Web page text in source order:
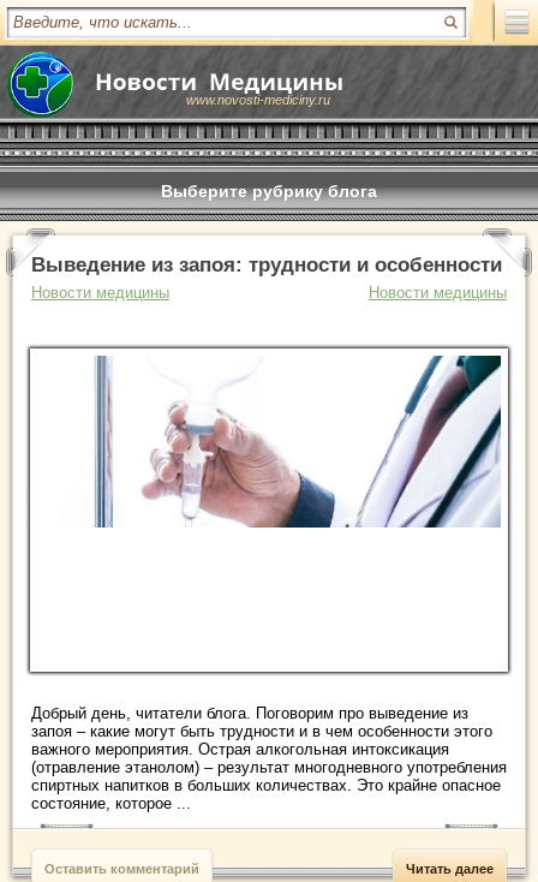
www.novosti-mediciny.ru
Выберите рубрику блога
Выведение из запоя: трудности и особенности
Новости медицины Новости медицины
Добрый день, читатели блога. Поговорим про выведение из
запоя – какие могут быть трудности и в чем особенности этого
важного мероприятия. Острая алкогольная интоксикация
(отравление этанолом) – результат многодневного употребления
спиртных напитков в больших количествах. Это крайне опасное
состояние, которое ...
Читать далее
Оставить комментарий